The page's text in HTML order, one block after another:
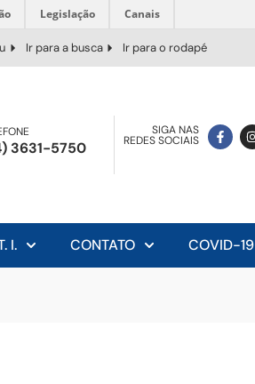
Legislação Canais
Ir para a busca Ir para o rodapé
3631-5750
SIGA NAS
REDES SOCIAIS
I. CONTATO COVID-19